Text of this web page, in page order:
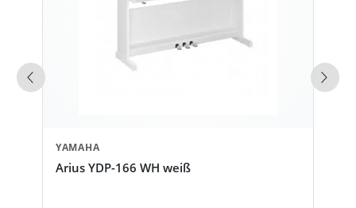
YAMAHA
Arius YDP-166 WH weiß
Vorherige Produkte